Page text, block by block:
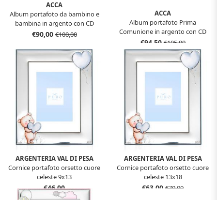
ACCA
Album portafoto da bambino e
bambina in argento con CD
€90,00€100,00
ACCA
Album portafoto Prima
Comunione in argento con CD
€94,50€105,00
ARGENTERIA VAL DI PESA
Cornice portafoto orsetto cuore
celeste 9x13
€46,00
ARGENTERIA VAL DI PESA
Cornice portafoto orsetto cuore
celeste 13x18
€63,00 €70,00